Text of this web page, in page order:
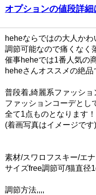
オプションの値段詳細
heheならではの大人かわ
調節可能なので痛くなく
催事heheでは1番人気の
heheさんオススメの絶品
普段着,綺麗系ファッシ
ファッションコーデとし
全て1点ものとなります！
(着画写真はイメージです)
素材/スワロフスキー/エ
サイズfree調節可/猫直径
調節方法,,,,